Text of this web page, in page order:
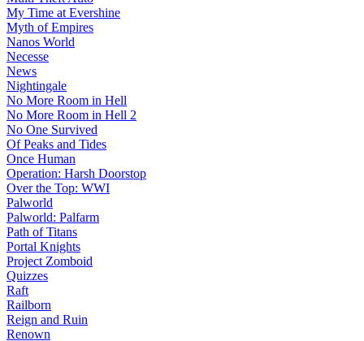
My Time at Evershine
Myth of Empires
Nanos World
Necesse
News
Nightingale
No More Room in Hell
No More Room in Hell 2
No One Survived
Of Peaks and Tides
Once Human
Operation: Harsh Doorstop
Over the Top: WWI
Palworld
Palworld: Palfarm
Path of Titans
Portal Knights
Project Zomboid
Quizzes
Raft
Railborn
Reign and Ruin
Renown